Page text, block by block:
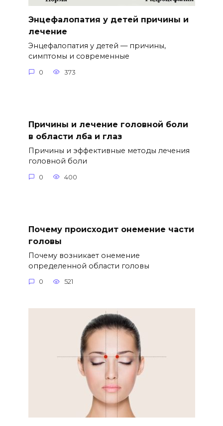
Энцефалопатия у детей причины и
лечение
Энцефалопатия у детей — причины,
симптомы и современные
0 373
Причины и лечение головной боли
в области лба и глаз
Причины и эффективные методы лечения
головной боли
0 400
Почему происходит онемение части
головы
Почему возникает онемение
определенной области головы
0 521